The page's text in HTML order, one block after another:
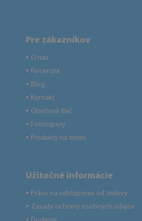
Pre zákazníkov
● O nás
● Recenzia
● Blog
● Kontakt
● Ofsetová tlač
● Fototapety
● Produkty na mieru
Užitočné informácie
● Právo na odstúpenie od zmluvy
● Zásady ochrany osobných údajov
●